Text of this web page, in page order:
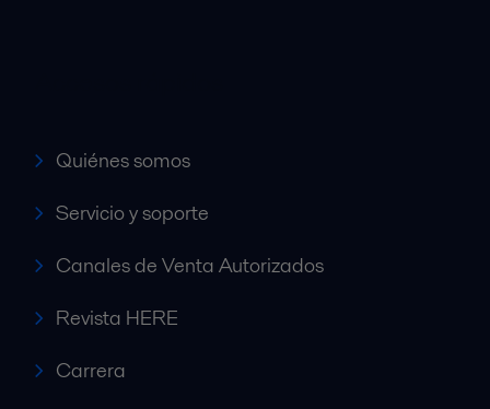
Quiénes somos
Servicio y soporte
Canales de Venta Autorizados
Revista HERE
Carrera